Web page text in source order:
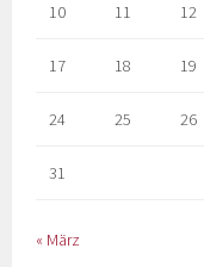
10 11 12
17 18 19
24 25 26
31
« März